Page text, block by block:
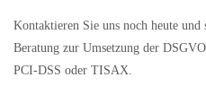
Kontaktieren Sie uns noch heute und
Beratung zur Umsetzung der
PCI-DSS oder TISAX.